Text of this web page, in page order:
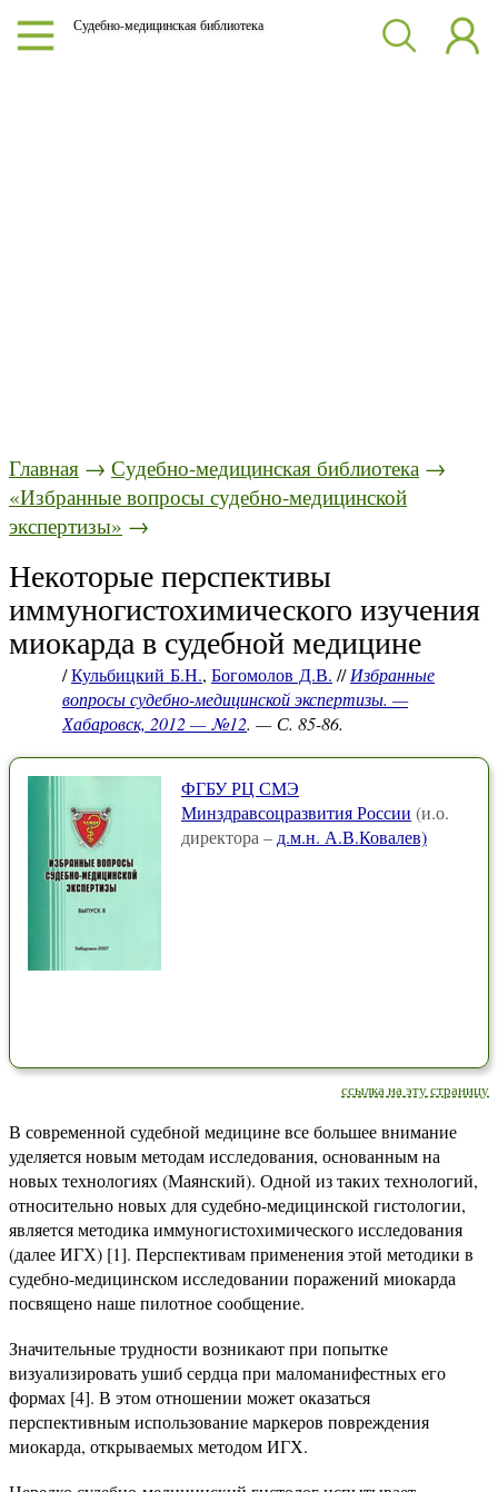
Судебно-медицинская библиотека
Главная → Судебно-медицинская библиотека →
«Избранные вопросы судебно-медицинской
экспертизы» →
Некоторые перспективы
иммуногистохимического изучения
миокарда в судебной медицине
/Кульбицкий Б.Н., Богомолов Д.В. //Избранные
вопросы судебно-медицинской экспертизы. —
Хабаровск, 2012 — №12. — С. 85-86.
ФГБУ РЦ СМЭ
Минздравсоцразвития России (и.о.
директора – д.м.н. А.В.Ковалев)
ссылка на эту страницу
В современной судебной медицине все большее внимание
уделяется новым методам исследования, основанным на
новых технологиях (Маянский). Одной из таких технологий,
относительно новых для судебно-медицинской гистологии,
является методика иммуногистохимического исследования
(далее ИГХ) [1]. Перспективам применения этой методики в
судебно-медицинском исследовании поражений миокарда
посвящено наше пилотное сообщение.
Значительные трудности возникают при попытке
визуализировать ушиб сердца при маломанифестных его
формах [4]. В этом отношении может оказаться
перспективным использование маркеров повреждения
миокарда, открываемых методом ИГХ.